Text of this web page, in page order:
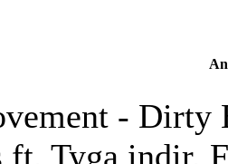
- Dirty
Tyga indir,